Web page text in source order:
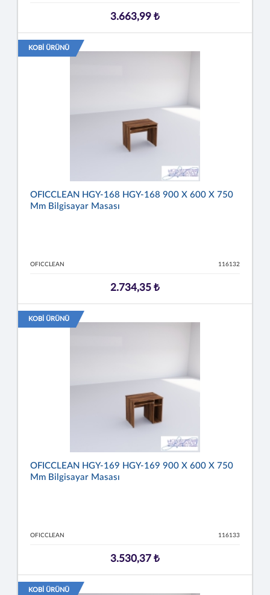
3.663,99 ₺
KOBİ ÜRÜNÜ
OFICCLEAN HGY-168 HGY-168 900 X 600 X 750
Mm Bilgisayar Masası
OFICCLEAN 116132
2.734,35 ₺
KOBİ ÜRÜNÜ
OFICCLEAN HGY-169 HGY-169 900 X 600 X 750
Mm Bilgisayar Masası
OFICCLEAN 116133
3.530,37 ₺
KOBİ ÜRÜNÜ